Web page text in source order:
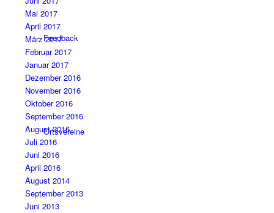
Feedback
Ortsvereine
Mai 2017
April 2017
März 2017
Februar 2017
Januar 2017
Dezember 2016
November 2016
Oktober 2016
September 2016
August 2016
Juli 2016
Juni 2016
April 2016
August 2014
September 2013
Juni 2013